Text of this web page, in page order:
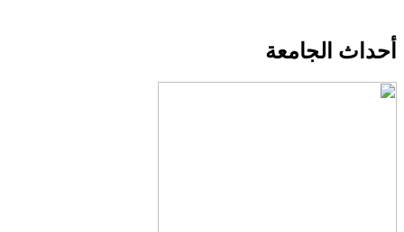
أحداث الجامعة